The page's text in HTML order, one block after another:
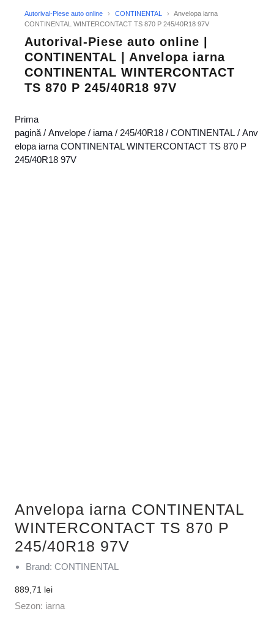
Autorival-Piese auto online › CONTINENTAL ›
Anvelopa iarna
CONTINENTAL WINTERCONTACT TS 870 P 245/40R18 97V
Autorival-Piese auto online |
CONTINENTAL | Anvelopa iarna
CONTINENTAL WINTERCONTACT
TS 870 P 245/40R18 97V
Prima
pagină / Anvelope / iarna / 245/40R18 / CONTINENTAL / Anv
elopa iarna CONTINENTAL WINTERCONTACT TS 870 P
245/40R18 97V
Anvelopa iarna CONTINENTAL
WINTERCONTACT TS 870 P
245/40R18 97V
Brand: CONTINENTAL
889,71 lei
Sezon: iarna